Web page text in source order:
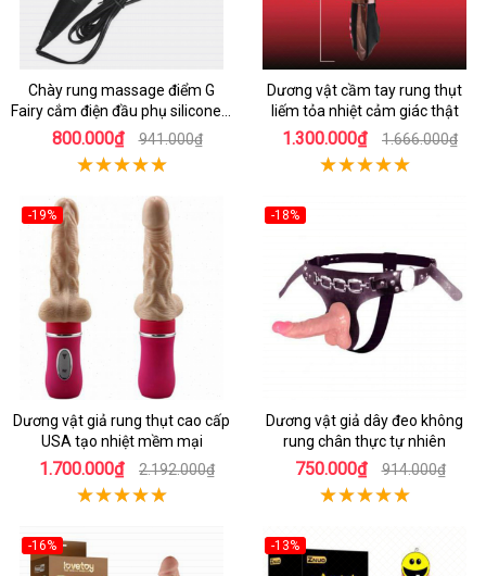
Chày rung massage điểm G
Fairy cắm điện đầu phụ silicone y
tế an toàn
800.000₫ 941.000₫
Dương vật cầm tay rung thụt
liếm tỏa nhiệt cảm giác thật
1.300.000₫ 1.666.000₫
-19%
Dương vật giả rung thụt cao cấp
USA tạo nhiệt mềm mại
1.700.000₫ 2.192.000₫
-18%
Dương vật giả dây đeo không
rung chân thực tự nhiên
750.000₫ 914.000₫
-16% -13%